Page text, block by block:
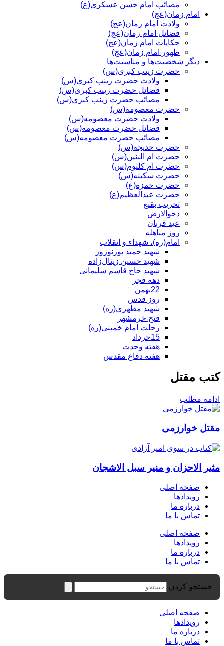
مصائب امام حسن عسکری(ع)
امام زمان(عج)
ولادت امام زمان(عج)
فضائل امام زمان(عج)
حکایات امام زمان(عج)
ظهور امام زمان(عج)
دیگر شخصیت‌ها و مناسیت‌ها
حضرت زینب کبری(س)
ولادت حضرت زینب کبری(س)
فضائل حضرت زینب کبری(س)
مصائب حضرت زینب کبری(س)
حضرت معصومه(س)
ولادت حضرت معصومه(س)
فضائل حضرت معصومه(س)
مصائب حضرت معصومه(س)
حضرت خدیجه(س)
حضرت ام البنین(س)
حضرت ام کلثوم(س)
حضرت سکینه(س)
حضرت حمزه(ع)
حضرت عبدالعظیم(ع)
تخریب بقیع
دحوالارض
عید قربان
روز مباهله
امام(ره)، شهداء و انقلاب
شهید حمید پورنوروز
شهید حسین زینال‌زاده
شهید حاج قاسم سلیمانی
دهه فجر
22بهمن
روز قدس
شهید مطهری(ره)
فتح خرمشهر
رحلت امام خمینی(ره)
15خرداد
هفته وحدت
هفته دفاع مقدس
کتب مقتل
ادامه مطلب
مقتل خوارزمی
مثیر الاحزان و منیر سبل الاشجان
صفحه اصلی
رویدادها
درباره ما
تماس با ما
صفحه اصلی
رویدادها
درباره ما
تماس با ما
جستجو کردن
صفحه اصلی
رویدادها
درباره ما
تماس با ما